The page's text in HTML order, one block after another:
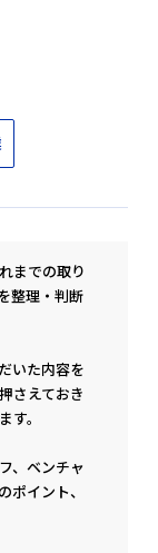
までの取り
整理・判断
いた内容を
さえておき
。
、ベンチャ
ポイント、